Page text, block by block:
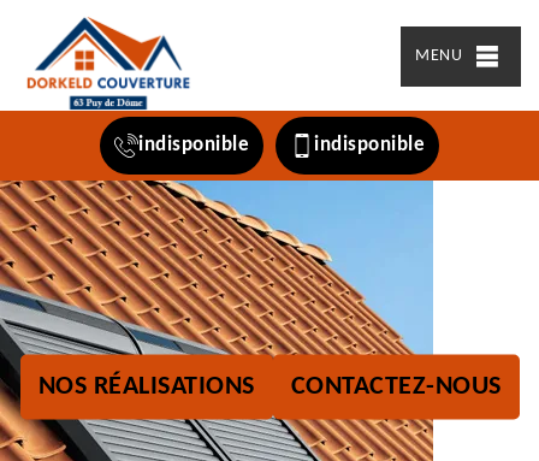
MENU
indisponible indisponible
NOS RÉALISATIONS CONTACTEZ-NOUS